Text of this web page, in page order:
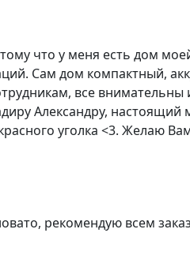
что у меня есть дом
Сам дом компактный,
все внимательны
Александру, настоящий
уголка <3. Желаю
рекомендую всем